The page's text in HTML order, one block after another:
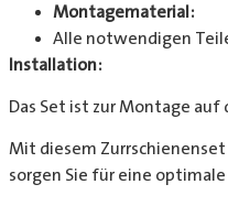
Montagematerial:
Alle notwendigen
Installation:
Das Set ist zur Montage
Mit diesem Zurrschienenset
sorgen Sie für eine optimale